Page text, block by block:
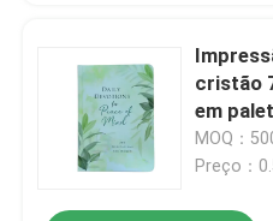
Contacte-nos
cristão
em
MOQ：
Preço：